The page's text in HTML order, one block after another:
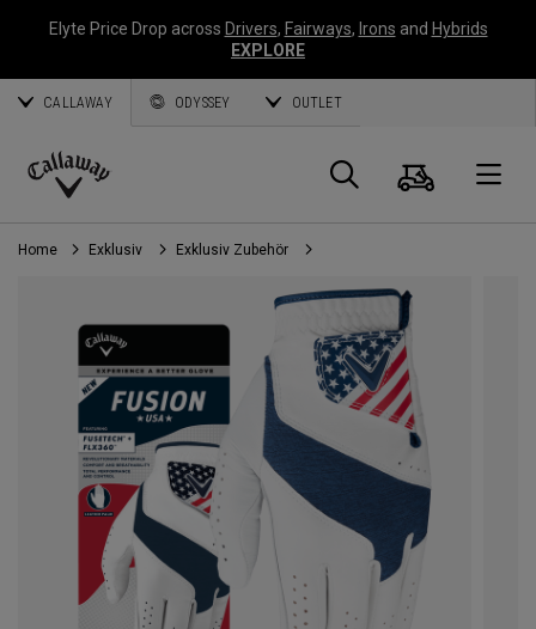
Elyte Price Drop across Drivers, Fairways, Irons and Hybrids
EXPLORE
CALLAWAY ODYSSEY OUTLET
Callaway
Golf
Suche
Home Exklusiv Exklusiv Zubehör